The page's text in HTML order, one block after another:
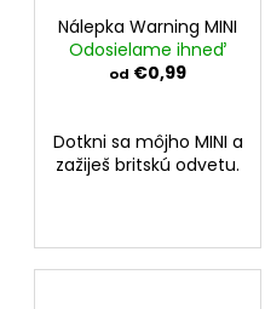
Nálepka Warning MINI
Odosielame ihneď
od €0,99
Dotkni sa môjho MINI a
zažiješ britskú odvetu.